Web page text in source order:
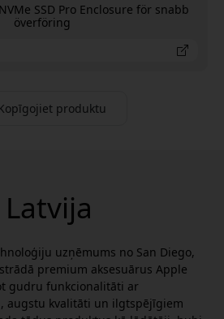
SSD Pro Enclosure för snabb
överföring
produktu
uzņēmums no San Diego,
premium aksesuārus Apple
gudru funkcionalitāti ar
augstu kvalitāti un ilgtspējīgiem